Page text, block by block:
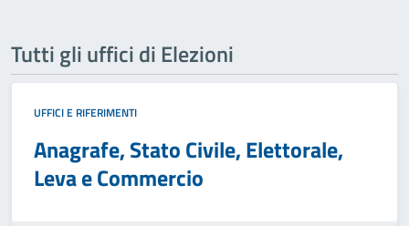
Tutti gli uffici di Elezioni
UFFICI E RIFERIMENTI
Anagrafe, Stato Civile, Elettorale,
Leva e Commercio